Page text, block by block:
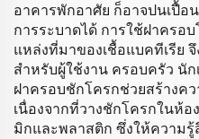
อาคารพักอาศัย ก็อาจปนเปื้อ
การระบาดได้ การใช้ฝาคร
แหล่งที่มาของเชื้อแบคทีเรีย
สำหรับผู้ใช้งาน ครอบครัว นัก
ฝาครอบชักโครกช่วยสร้างค
เนื่องจากที่วางชักโครกในห้อ
มิกและพลาสติก ซึ่งให้ความรู้